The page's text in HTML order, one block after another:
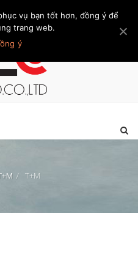
Liên hệ Thành viên
/ T+M
vụ bạn tốt hơn, đồng ý để
trang web.
ý